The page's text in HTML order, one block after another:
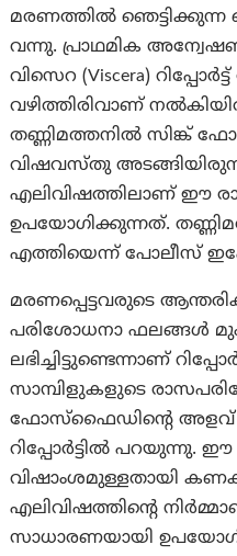
മരണത്തിൽ
വന്നു. പ്രാഥമിക
വിസെറ (Viscera)
വഴിത്തിരിവാണ്
തണ്ണിമത്തനിൽ സിങ്ക്
വിഷവസ്തു
എലിവിഷത്തിലാണ് ഈ
ഉപയോഗിക്കുന്നത്.
എത്തിയെന്ന് പോലീസ്
മരണപ്പെട്ടവരുടെ
പരിശോധനാ ഫലങ്ങൾ
ലഭിച്ചിട്ടുണ്ടെന്നാണ്
സാമ്പിളുകളുടെ
ഫോസ്ഫൈഡിന്റെ അളവ്
റിപ്പോർട്ടിൽ
വിഷാംശമുള്ളതായി
എലിവിഷത്തിന്റെ
സാധാരണയായി